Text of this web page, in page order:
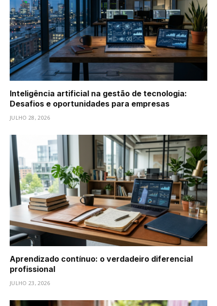
Inteligência artificial na gestão de tecnologia:
Desafios e oportunidades para empresas
JULHO 28, 2026
Aprendizado contínuo: o verdadeiro diferencial
profissional
JULHO 23, 2026